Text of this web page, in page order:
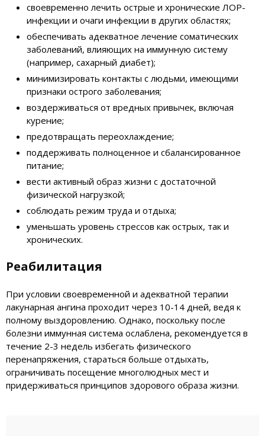
своевременно лечить острые и хронические ЛОР-
инфекции и очаги инфекции в других областях;
обеспечивать адекватное лечение соматических
заболеваний, влияющих на иммунную систему
(например, сахарный диабет);
минимизировать контакты с людьми, имеющими
признаки острого заболевания;
воздерживаться от вредных привычек, включая
курение;
предотвращать переохлаждение;
поддерживать полноценное и сбалансированное
питание;
вести активный образ жизни с достаточной
физической нагрузкой;
соблюдать режим труда и отдыха;
уменьшать уровень стрессов как острых, так и
хронических.
Реабилитация
При условии своевременной и адекватной терапии
лакунарная ангина проходит через 10-14 дней, ведя к
полному выздоровлению. Однако, поскольку после
болезни иммунная система ослаблена, рекомендуется в
течение 2-3 недель избегать физического
перенапряжения, стараться больше отдыхать,
ограничивать посещение многолюдных мест и
придерживаться принципов здорового образа жизни.